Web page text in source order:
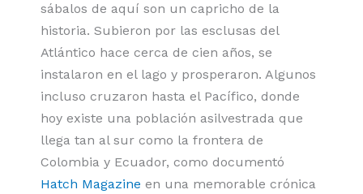
sábalos de aquí son un capricho de la
historia. Subieron por las esclusas del
Atlántico hace cerca de cien años, se
instalaron en el lago y prosperaron. Algunos
incluso cruzaron hasta el Pacífico, donde
hoy existe una población asilvestrada que
llega tan al sur como la frontera de
Colombia y Ecuador, como documentó
Hatch Magazine en una memorable crónica